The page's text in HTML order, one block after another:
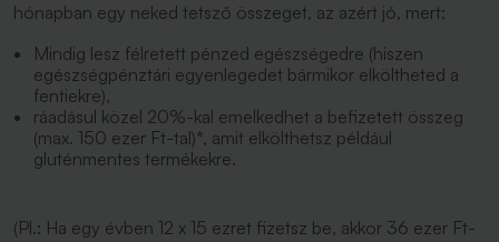
hónapban egy neked tetsző összeget, az azért jó, mert:
Mindig lesz félretett pénzed egészségedre (hiszen
egészségpénztári egyenlegedet bármikor elköltheted a
fentiekre),
ráadásul közel 20%-kal emelkedhet a befizetett összeg
(max. 150 ezer Ft-tal)*, amit elkölthetsz például
gluténmentes termékekre.
(Pl.: Ha egy évben 12 x 15 ezret fizetsz be, akkor 36 ezer Ft-